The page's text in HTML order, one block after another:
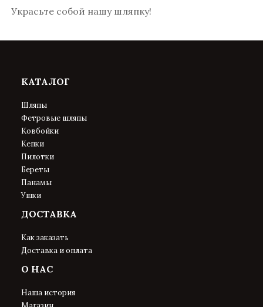
Украсьте собой нашу шляпку!
КАТАЛОГ
Шляпы
Фетровые шляпы
Ковбойки
Кепки
Пилотки
Береты
Панамы
Ушки
ДОСТАВКА
Как заказать
Доставка и оплата
О НАС
Наша история